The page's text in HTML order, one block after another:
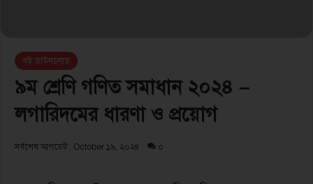
বই ডাউনলোড
৯ম শ্রেণি গণিত সমাধান ২০২৪ –
লগারিদমের ধারণা ও প্রয়োগ
সর্বশেষ আপডেট : October ১৯, ২০২৪ ০